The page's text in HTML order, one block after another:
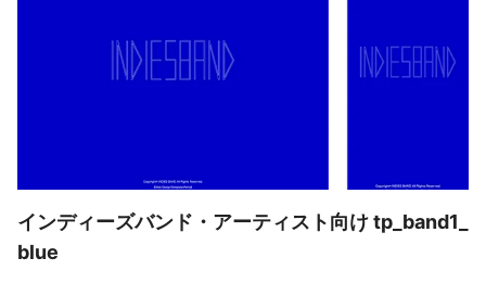
インディーズバンド・アーティスト向け tp_band1_
blue